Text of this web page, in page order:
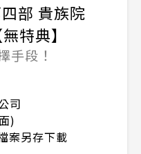
部 貴族院
特典】
手段！
司
)
案另存下載